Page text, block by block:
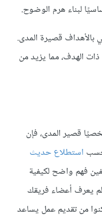
لبناء هرم الوضوح.
قصيرة المدى.
الهدف، مما يزيد من
قصير المدى، فإن
استطلاع حديث
فهم واضح لكيفية
يعرف أعضاء فريقك
من تقديم عمل يساعد